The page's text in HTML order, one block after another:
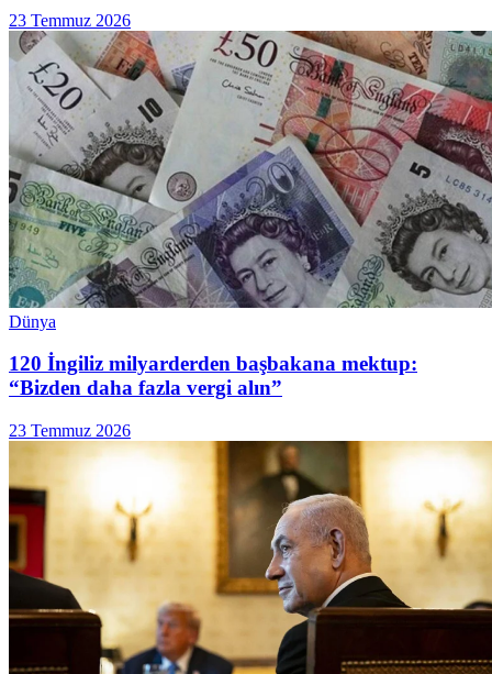
23 Temmuz 2026
Dünya
120 İngiliz milyarderden başbakana mektup:
“Bizden daha fazla vergi alın”
23 Temmuz 2026